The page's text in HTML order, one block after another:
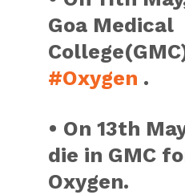
Goa Medical
#Oxygen .
• On 13th
die in GMC
Oxygen.